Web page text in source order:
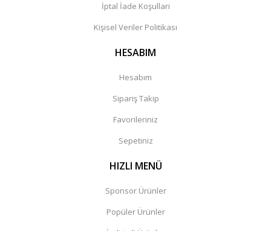
İptal İade Koşullari
Kişisel Veriler Politikası
HESABIM
Hesabım
Sipariş Takip
Favorileriniz
Sepetiniz
HIZLI MENÜ
Sponsor Ürünler
Popüler Ürünler